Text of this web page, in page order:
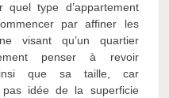
type d’appartement
par affiner les
visant qu’un quartier
penser à revoir
que sa taille, car
pas idée de la superficie